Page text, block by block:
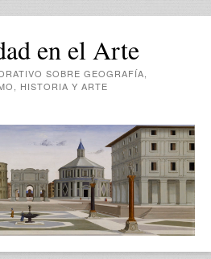
en el Arte
SOBRE GEOGRAFÍA,
HISTORIA Y ARTE